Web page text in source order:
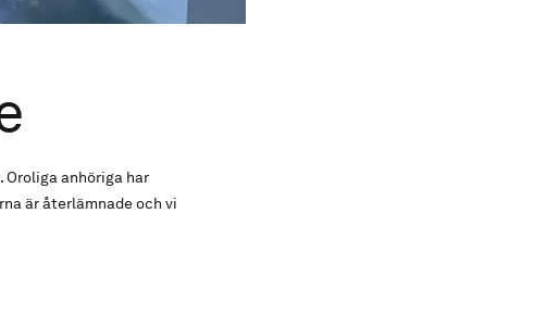
Oroliga anhöriga har
är återlämnade och vi